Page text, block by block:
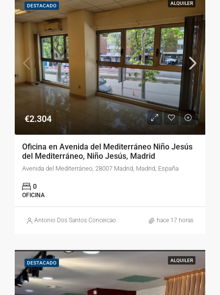
DESTACADO ALQUILER
€2.304
Oficina en Avenida del Mediterráneo Niño Jesús
del Mediterráneo, Niño Jesús, Madrid
Avenida del Mediterráneo, 28007 Madrid, Madrid, España
0
OFICINA
Antonio Dos Santos Conceicao hace 17 horas
DESTACADO ALQUILER